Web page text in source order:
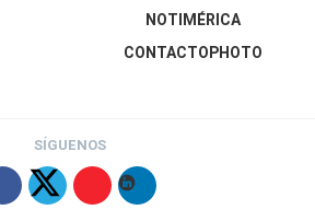
NOTIMÉRICA
CONTACTOPHOTO
SÍGUENOS